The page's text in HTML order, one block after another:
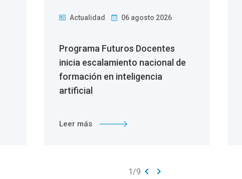
Actualidad 06 agosto 2026
Programa Futuros Docentes
inicia escalamiento nacional de
formación en inteligencia
artificial
Leer más
1 /9 keyboard_arrow_left keyboard_arrow_right